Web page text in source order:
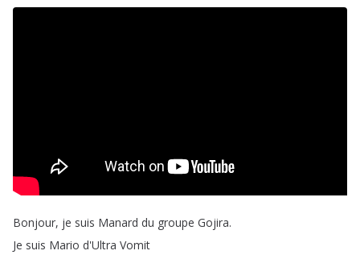
Bonjour, je suis Manard du groupe Gojira.
Je suis Mario d'Ultra Vomit